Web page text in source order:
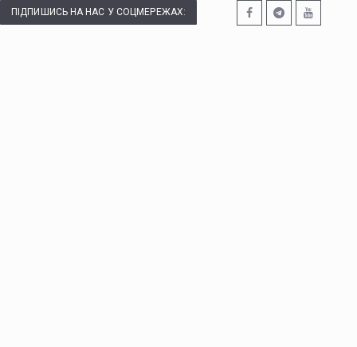
ПІДПИШИСЬ НА НАС У СОЦМЕРЕЖАХ: